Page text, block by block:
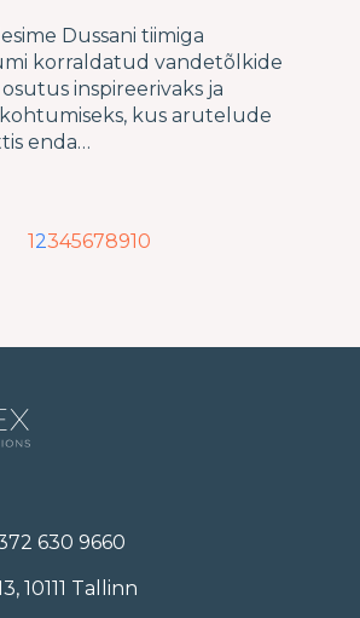
Dussani tiimiga
korraldatud vandetõlkide
inspireerivaks ja
kus arutelude
enda…
12345678910
630 9660
10111 Tallinn